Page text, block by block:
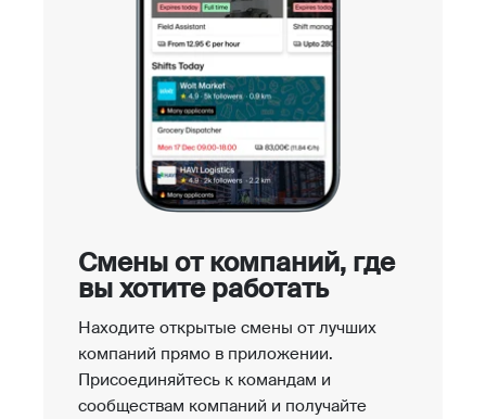
Смены от компаний, где
вы хотите работать
Находите открытые смены от лучших
компаний прямо в приложении.
Присоединяйтесь к командам и
сообществам компаний и получайте